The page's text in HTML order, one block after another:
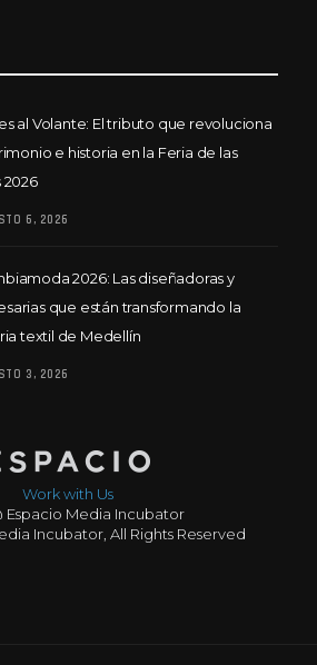
al Volante: El tributo que revoluciona
e historia en la Feria de las
2026
6, 2026
2026: Las diseñadoras y
que están transformando la
textil de Medellín
3, 2026
Work with Us
Espacio Media Incubator
Incubator, All Rights Reserved